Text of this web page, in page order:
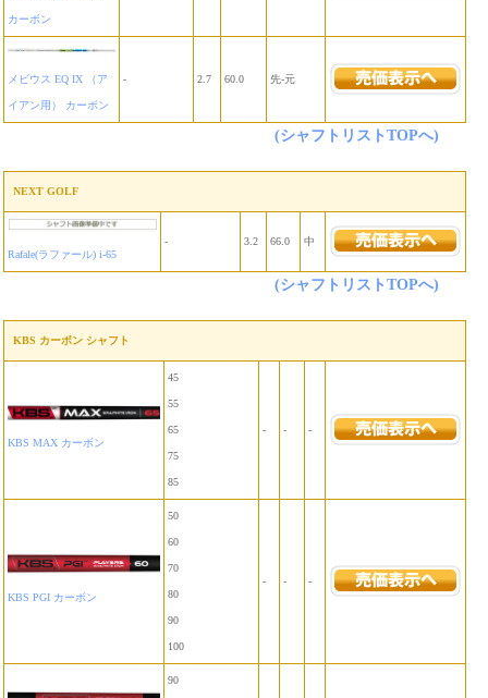
カーボン
メビウス EQ IX （ア
イアン用） カーボン
- 2.7 60.0 先-元
(シャフトリストTOPへ)
NEXT GOLF
Rafale(ラファール) i-65
- 3.2 66.0 中
(シャフトリストTOPへ)
KBS カーボン シャフト
KBS MAX カーボン
45
55
65
75
85
- - -
KBS PGI カーボン
50
60
70
80
90
100
- - -
90